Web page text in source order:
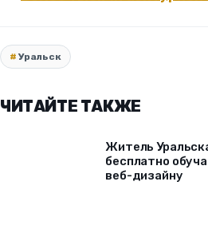
Уральск
ЧИТАЙТЕ ТАКЖЕ
Житель
бесплатно
веб-дизайну